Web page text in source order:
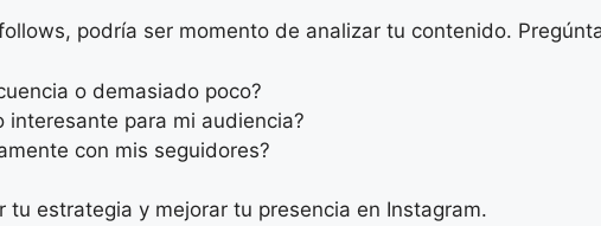
podría ser momento de analizar tu contenido.
o demasiado poco?
interesante para mi audiencia?
con mis seguidores?
tu estrategia y mejorar tu presencia en Instagram.